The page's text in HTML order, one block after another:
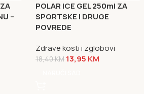
–
POLAR ICE GEL 250ml ZA
SPORTSKE I DRUGE
POVREDE
Zdrave kosti i zglobovi
18,40KM 13,95 KM